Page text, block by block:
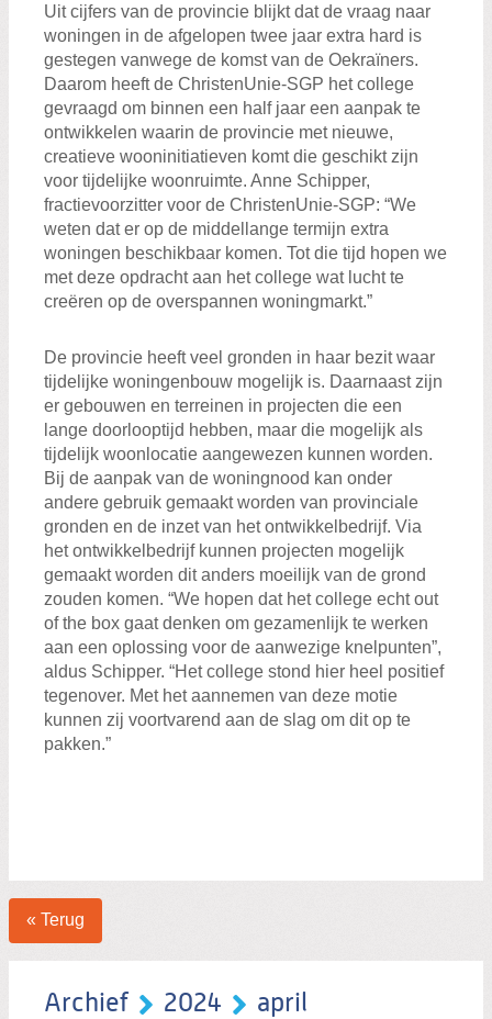
Uit cijfers van de provincie blijkt dat de vraag naar
woningen in de afgelopen twee jaar extra hard is
gestegen vanwege de komst van de Oekraïners.
Daarom heeft de ChristenUnie-SGP het college
gevraagd om binnen een half jaar een aanpak te
ontwikkelen waarin de provincie met nieuwe,
creatieve wooninitiatieven komt die geschikt zijn
voor tijdelijke woonruimte. Anne Schipper,
fractievoorzitter voor de ChristenUnie-SGP: “We
weten dat er op de middellange termijn extra
woningen beschikbaar komen. Tot die tijd hopen we
met deze opdracht aan het college wat lucht te
creëren op de overspannen woningmarkt.”
De provincie heeft veel gronden in haar bezit waar
tijdelijke woningenbouw mogelijk is. Daarnaast zijn
er gebouwen en terreinen in projecten die een
lange doorlooptijd hebben, maar die mogelijk als
tijdelijk woonlocatie aangewezen kunnen worden.
Bij de aanpak van de woningnood kan onder
andere gebruik gemaakt worden van provinciale
gronden en de inzet van het ontwikkelbedrijf. Via
het ontwikkelbedrijf kunnen projecten mogelijk
gemaakt worden dit anders moeilijk van de grond
zouden komen. “We hopen dat het college echt out
of the box gaat denken om gezamenlijk te werken
aan een oplossing voor de aanwezige knelpunten”,
aldus Schipper. “Het college stond hier heel positief
tegenover. Met het aannemen van deze motie
kunnen zij voortvarend aan de slag om dit op te
pakken.”
« Terug
Archief 2024 april